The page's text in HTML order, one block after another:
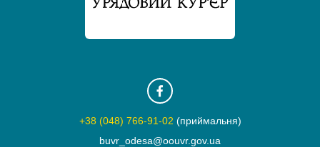
+38 (048) 766-91-02 (приймальня)
buvr_odesa@oouvr.gov.ua